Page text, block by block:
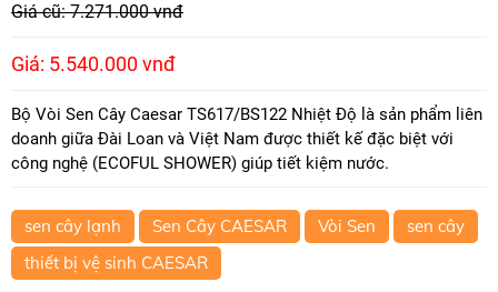
Giá cũ: 7.271.000 vnđ
Giá: 5.540.000 vnđ
Bộ Vòi Sen Cây Caesar TS617/BS122 Nhiệt Độ là sản phẩm liên
doanh giữa Đài Loan và Việt Nam được thiết kế đặc biệt với
công nghệ (ECOFUL SHOWER) giúp tiết kiệm nước.
sen cây lạnh Sen Cây CAESAR Vòi Sen
sen cây
thiết bị vệ sinh CAESAR